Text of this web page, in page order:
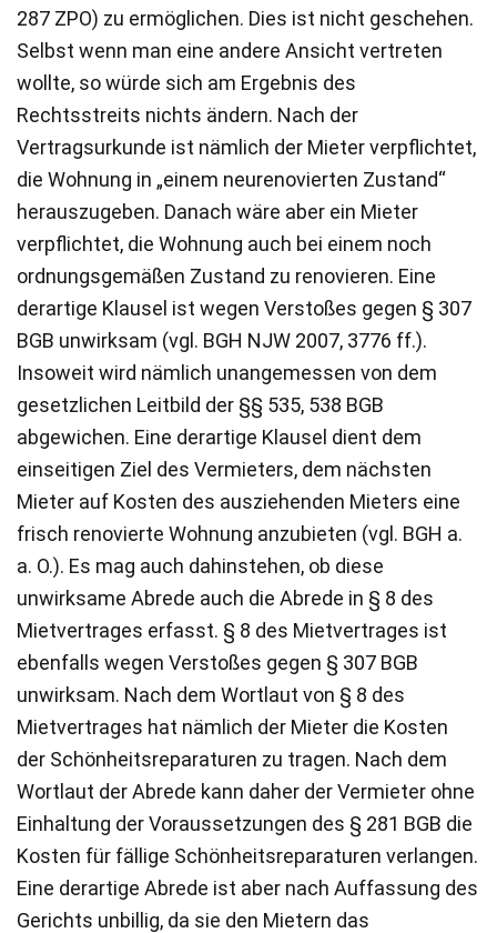
287 ZPO) zu ermöglichen. Dies ist nicht geschehen.
Selbst wenn man eine andere Ansicht vertreten
wollte, so würde sich am Ergebnis des
Rechtsstreits nichts ändern. Nach der
Vertragsurkunde ist nämlich der Mieter verpflichtet,
die Wohnung in „einem neurenovierten Zustand“
herauszugeben. Danach wäre aber ein Mieter
verpflichtet, die Wohnung auch bei einem noch
ordnungsgemäßen Zustand zu renovieren. Eine
derartige Klausel ist wegen Verstoßes gegen § 307
BGB unwirksam (vgl. BGH NJW 2007, 3776 ff.).
Insoweit wird nämlich unangemessen von dem
gesetzlichen Leitbild der §§ 535, 538 BGB
abgewichen. Eine derartige Klausel dient dem
einseitigen Ziel des Vermieters, dem nächsten
Mieter auf Kosten des ausziehenden Mieters eine
frisch renovierte Wohnung anzubieten (vgl. BGH a.
a. O.). Es mag auch dahinstehen, ob diese
unwirksame Abrede auch die Abrede in § 8 des
Mietvertrages erfasst. § 8 des Mietvertrages ist
ebenfalls wegen Verstoßes gegen § 307 BGB
unwirksam. Nach dem Wortlaut von § 8 des
Mietvertrages hat nämlich der Mieter die Kosten
der Schönheitsreparaturen zu tragen. Nach dem
Wortlaut der Abrede kann daher der Vermieter ohne
Einhaltung der Voraussetzungen des § 281 BGB die
Kosten für fällige Schönheitsreparaturen verlangen.
Eine derartige Abrede ist aber nach Auffassung des
Gerichts unbillig, da sie den Mietern das